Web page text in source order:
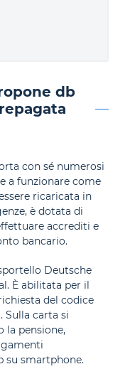
db
con sé numerosi
a funzionare come
ricaricata in
è dotata di
accrediti e
bancario.
Deutsche
È abilitata per il
del codice
Sulla carta si
la pensione,
su smartphone.